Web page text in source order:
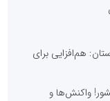
هم‌افزایی برای
کشور! واکنش‌ها و